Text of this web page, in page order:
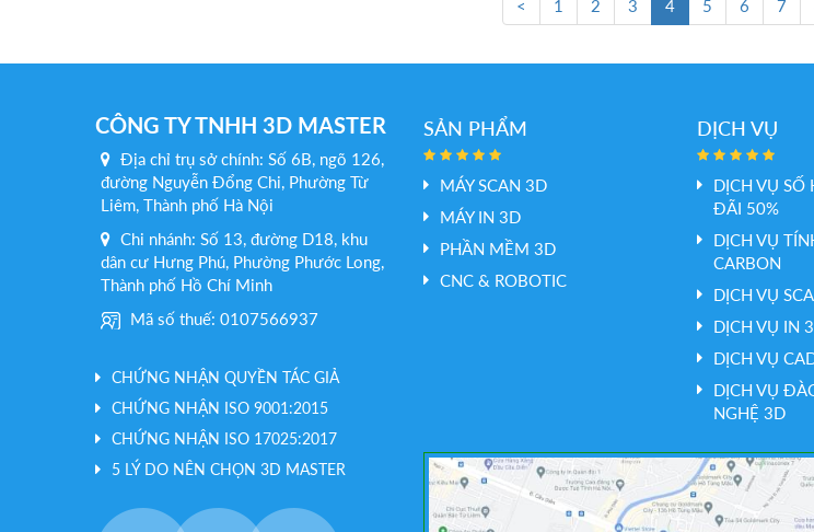
< 1 2 3 4(current)
5 6 7
CÔNG TY TNHH 3D MASTER
Địa chỉ trụ sở chính: Số 6B, ngõ 126,
đường Nguyễn Đổng Chi, Phường Từ
Liêm, Thành phố Hà Nội
Chi nhánh: Số 13, đường D18, khu
dân cư Hưng Phú, Phường Phước Long,
Thành phố Hồ Chí Minh
Mã số thuế: 0107566937
CHỨNG NHẬN QUYỀN TÁC GIẢ
CHỨNG NHẬN ISO 9001:2015
CHỨNG NHẬN ISO 17025:2017
5 LÝ DO NÊN CHỌN 3D MASTER
SẢN PHẨM
MÁY SCAN 3D
MÁY IN 3D
PHẦN MỀM 3D
CNC & ROBOTIC
DỊCH VỤ
DỊCH VỤ SỐ
ĐÃI 50%
DỊCH VỤ
CARBON
DỊCH VỤ
DỊCH VỤ IN
DỊCH VỤ
DỊCH VỤ
NGHỆ 3D